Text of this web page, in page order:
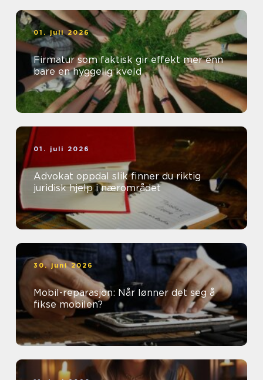
01. juli 2026
Firmatur som faktisk gir effekt mer enn
bare en hyggelig kveld
01. juli 2026
Advokat oppdal slik finner du riktig
juridisk hjelp i nærområdet
30. juni 2026
Mobil-reparasjon: Når lønner det seg å
fikse mobilen?